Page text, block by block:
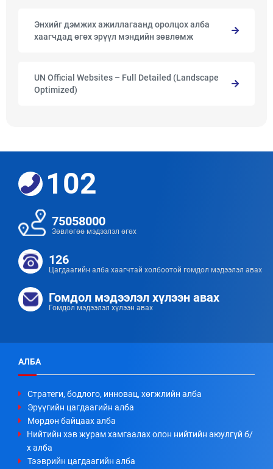
Энхийг дэмжих ажиллагаанд оролцох алба
хаагчдад өгөх эрүүл мэндийн зөвлөмж
UN Official Websites – Full Detailed (Landscape
Optimized)
102
75058000
Зөвлөгөө мэдээлэл өгөх
126
Цагдаагийн алба хаагчтай холбоотой гомдол мэдээлэл авах
Гомдол мэдээлэл хүлээн авах
Гомдол мэдээлэл хүлээн авах
АЛБА
Стратеги, бодлого, инновац, хөгжлийн алба
Эрүүгийн цагдаагийн алба
Мөрдөн байцаах алба
Нийтийн хэв журам хамгаалах олон нийтийн аюулгүй б/
х алба
Тээврийн цагдаагийн алба